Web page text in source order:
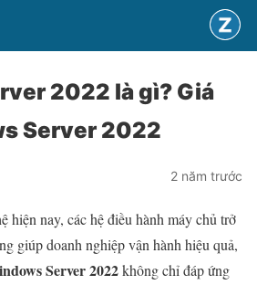
2022 là gì? Giá
Server 2022
2 năm trước
hiện nay, các hệ điều hành máy chủ trở
giúp doanh nghiệp vận hành hiệu quả,
Server 2022không chỉ đáp ứng